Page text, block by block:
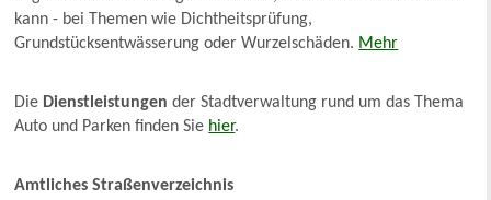
kann - bei Themen wie Dichtheitsprüfung,
Grundstücksentwässerung oder Wurzelschäden. Mehr
Die Dienstleistungender Stadtverwaltung rund um das Thema
Auto und Parken finden Sie hier.
Amtliches Straßenverzeichnis